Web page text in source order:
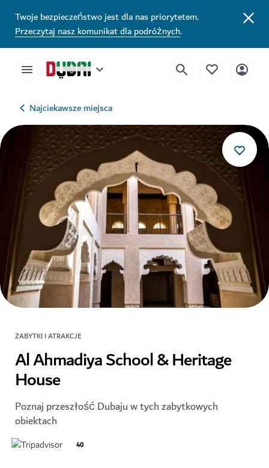
Twoje bezpieczeństwo jest dla nas priorytetem.
Przeczytaj nasz komunikat dla podróżnych.
Najciekawsze miejsca
ZABYTKI I ATRAKCJE
Al Ahmadiya School & Heritage
House
Poznaj przeszłość Dubaju w tych zabytkowych
obiektach
40